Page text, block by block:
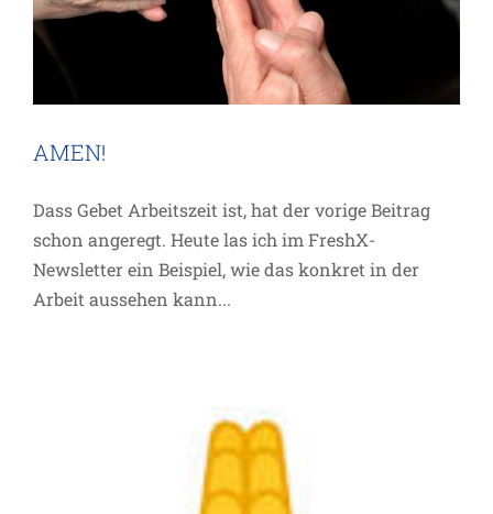
AMEN!
Dass Gebet Arbeitszeit ist, hat der vorige Beitrag
schon angeregt. Heute las ich im FreshX-
Newsletter ein Beispiel, wie das konkret in der
Arbeit aussehen kann...
Gebet ist Arbeitszeit
Allgemein Inspiration